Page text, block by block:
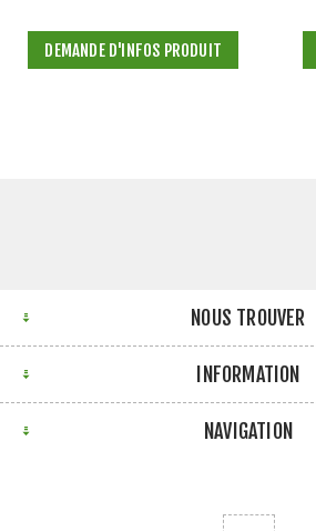
DEMANDE D'INFOS PRODUIT
NOUS TROUVER
INFORMATION
NAVIGATION